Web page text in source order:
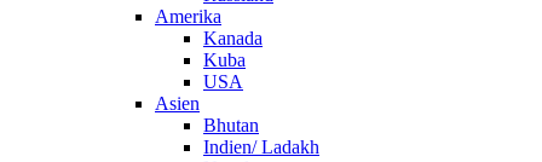
Amerika
Kanada
Kuba
USA
Asien
Bhutan
Indien/ Ladakh